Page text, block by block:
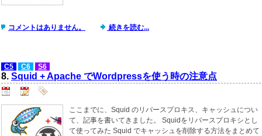
コメントはありません。 続きを読む...
C5 C6 S6
8. Squid + Apache でWordpressを使う時の注意点
ここまでに、Squid のリバースプロキス、キャッシュについ
て、記事を書いてきました。 Squidをリバースプロキシとし
て使ってみた Squid でキャッシュを削除する方法をまとめて